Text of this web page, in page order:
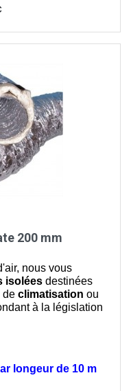
200 mm
nous vous
isolées destinées
de climatisation ou
à la législation
longeur de 10 m